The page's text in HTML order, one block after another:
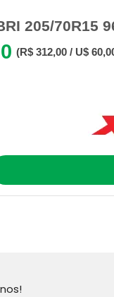
205/70R15
(R$ 312,00 / U$